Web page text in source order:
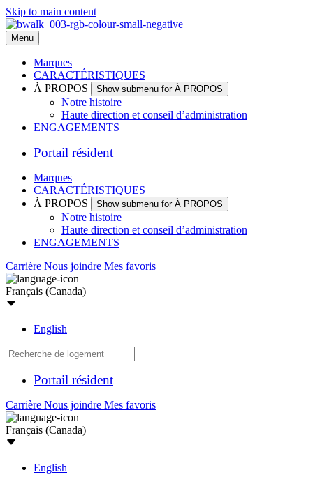
Skip to main content
Menu
Marques
CARACTÉRISTIQUES
À PROPOS
Show submenu for À PROPOS
Notre histoire
Haute direction et conseil d’administration
ENGAGEMENTS
Portail résident
Marques
CARACTÉRISTIQUES
À PROPOS
Show submenu for À PROPOS
Notre histoire
Haute direction et conseil d’administration
ENGAGEMENTS
Carrière Nous joindre Mes favoris
Français (Canada)
English
Portail résident
Carrière Nous joindre Mes favoris
Français (Canada)
English